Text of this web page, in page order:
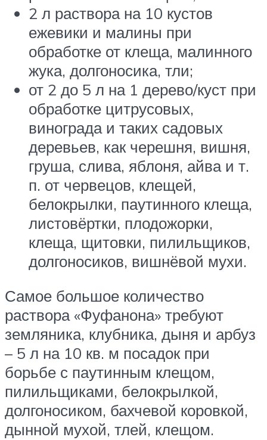
2 л раствора на 10 кустов
ежевики и малины при
обработке от клеща, малинного
жука, долгоносика, тли;
от 2 до 5 л на 1 дерево/куст при
обработке цитрусовых,
винограда и таких садовых
деревьев, как черешня, вишня,
груша, слива, яблоня, айва и т.
п. от червецов, клещей,
белокрылки, паутинного клеща,
листовёртки, плодожорки,
клеща, щитовки, пилильщиков,
долгоносиков, вишнёвой мухи.
Самое большое количество
раствора «Фуфанона» требуют
земляника, клубника, дыня и арбуз
– 5 л на 10 кв. м посадок при
борьбе с паутинным клещом,
пилильщиками, белокрылкой,
долгоносиком, бахчевой коровкой,
дынной мухой, тлей, клещом.